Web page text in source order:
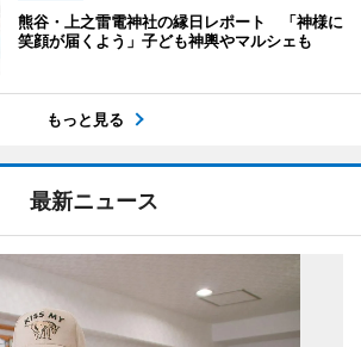
熊谷・上之雷電神社の縁日レポート 「神様に
笑顔が届くよう」子ども神輿やマルシェも
もっと見る
最新ニュース